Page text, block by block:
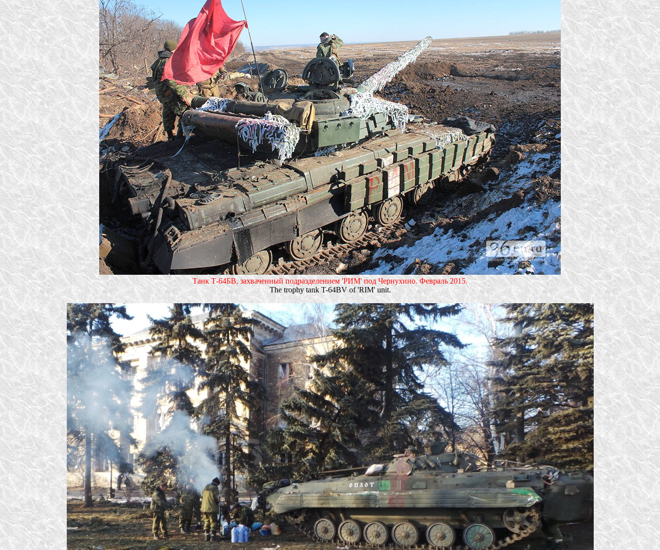
Танк Т-64БВ, захваченный подразделением 'РИМ' под Чернухино. Февраль 2015.
The trophy tank T-64BV of 'RIM' unit.